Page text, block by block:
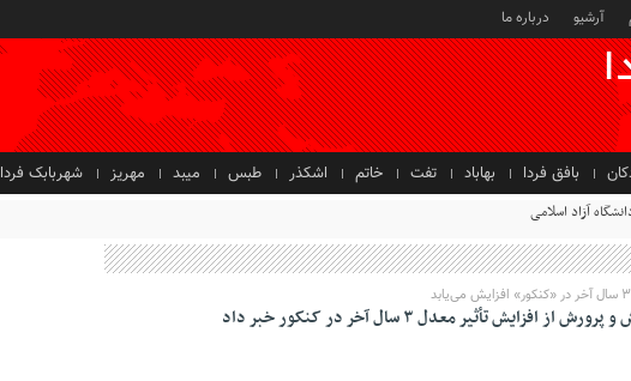
آرشیو درباره ما
بافق فردا بهاباد تفت خاتم اشکذر طبس میبد مهریز شهربابک فردا
آزاد اسلامی
از افزایش تأثیر معدل ۳ سال آخر در کنکور خبر داد